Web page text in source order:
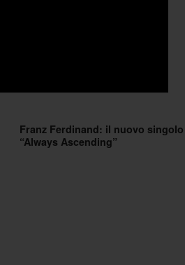
Franz Ferdinand: il nuovo singolo
“Always Ascending”